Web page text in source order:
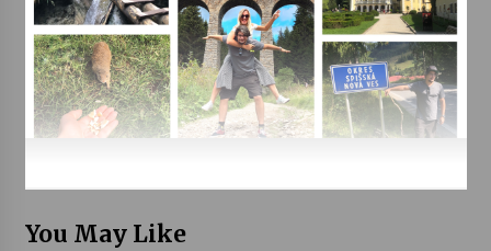
You May Like